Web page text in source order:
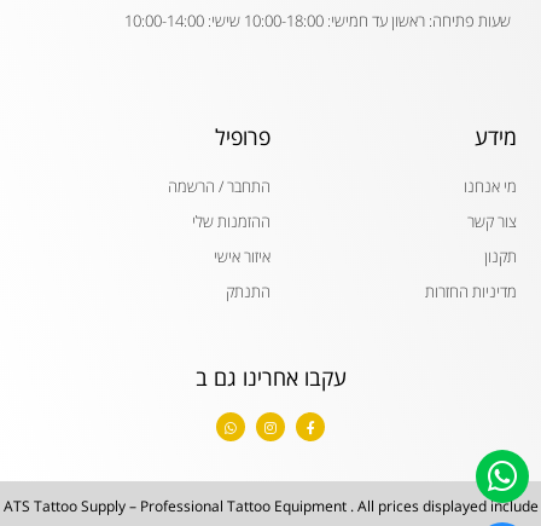
שעות פתיחה: ראשון עד חמישי: 10:00-18:00 שישי: 10:00-14:00
מידע
מי אנחנו
צור קשר
תקנון
מדיניות החזרות
פרופיל
התחבר / הרשמה
ההזמנות שלי
איזור אישי
התנתק
עקבו אחרינו גם ב
F
a
c
o
k
I
n
s
g
a
W
h
a
a
p
p
ATS Tattoo Supply – Professional Tattoo Equipment . All prices displayed include